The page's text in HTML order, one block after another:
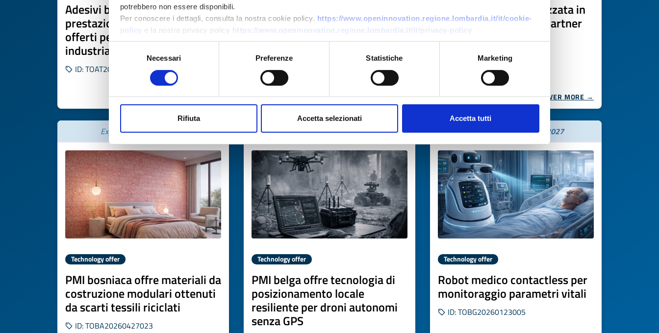
potrebbero non essere disponibili.
Per conoscere i dettagli, consulta la nostra cookie policy. https://www.openinnovation.regione.lombardia.it/it/cookie-
policy e la nostra privacy policy https://www.openinnovation.regione.lombardia.it/it/privacy-policy
consenso
Necessari Preferenze Statistiche Marketing
Rifiuta Accetta selezionati Accetta tutti
Adesivi bio-based ad alte
prestazioni da lignosolfonati
offerti per co-sviluppo
industriale
ID: TOAT20260226018
DISCOVER MORE →
tecnologia brevettata per
ombrelloni bionici leggeri e
ID: TOAT20260422013
DISCOVER MORE →
PMI austriaca specializzata in
test di batterie cerca partner
per progetti R&S
ID: TOAT20260422017
DISCOVER MORE →
Expires on07 luglio 2027
Technology offer
PMI bosniaca offre materiali da
costruzione modulari ottenuti
da scarti tessili riciclati
ID: TOBA20260427023
Expires on02 aprile 2027
Technology offer
PMI belga offre tecnologia di
posizionamento locale
resiliente per droni autonomi
senza GPS
Expires on05 febbraio 2027
Technology offer
Robot medico contactless per
monitoraggio parametri vitali
ID: TOBG20260123005